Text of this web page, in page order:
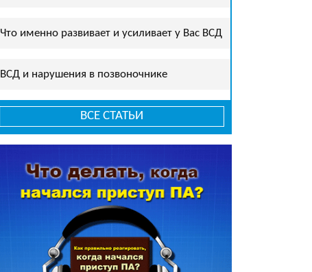
Что именно развивает и усиливает у Вас ВСД
ВСД и нарушения в позвоночнике
ВСЕ СТАТЬИ